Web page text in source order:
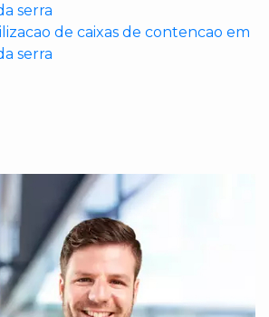
serra
de caixas de contencao em
serra